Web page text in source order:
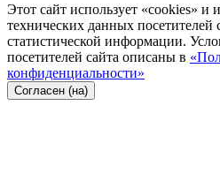
Этот сайт использует «cookies» и
технических данных посетителей
статистической информации.
посетителей сайта описаны в
конфиденциальности»
Согласен (на)